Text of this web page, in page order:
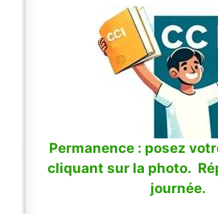
Permanence : posez
cliquant sur la photo.
journée.